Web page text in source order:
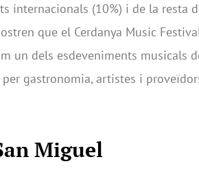
internacionals (10%) i de la resta
que el Cerdanya Music
un dels esdeveniments musicals
gastronomia, artistes i
Miguel